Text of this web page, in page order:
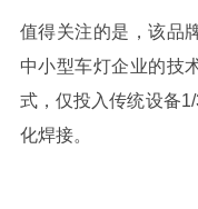
值得关注的是，该品
中小型车灯企业的技
式，仅投入传统设备
化焊接。